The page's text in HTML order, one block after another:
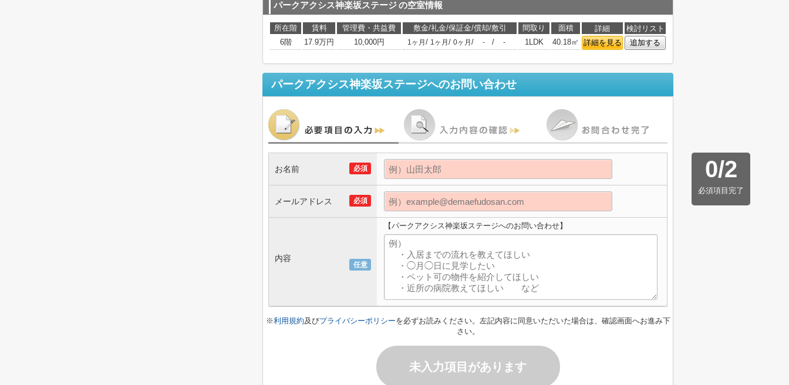
パークアクシス神楽坂ステージの空室情報
所在階 賃料 管理費・共益費 敷金/礼金/保証金/償却/敷引 間取り 面積 詳細
検討リスト
6階
17.9万円 10,000円 1ヶ月 / 1ヶ月 / 0ヶ月 / - / - 1LDK 40.18㎡ 詳細を見る 追加する
パークアクシス神楽坂ステージへのお問い合わせ
0/2
必須項目完了
必須
お名前
必須
メールアドレス
任意
内容
【パークアクシス神楽坂ステージへのお問い合わせ】
※利用規約及びプライバシーポリシーを必ずお読みください。左記内容に同意いただいた場合は、確認画面へお進み下
さい。
未入力項目があります